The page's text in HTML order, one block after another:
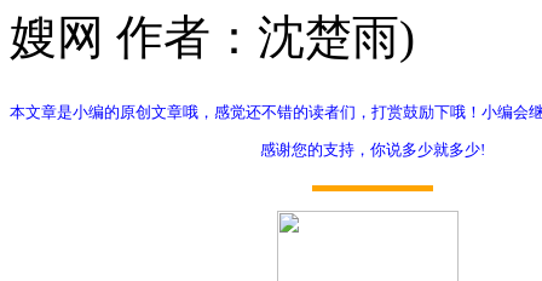
嫂网 作者：沈楚雨)
本文章是小编的原创文章哦，感觉还不错的读者们，打赏鼓励下哦！小编会
感谢您的支持，你说多少就多少!